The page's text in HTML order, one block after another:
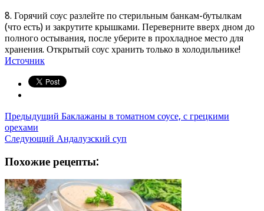
8. Горячий соус разлейте по стерильным банкам-бутылкам
(что есть) и закрутите крышками. Переверните вверх дном до
полного остывания, после уберите в прохладное место для
хранения. Открытый соус хранить только в холодильнике!
Источник
Предыдущий Баклажаны в томатном соусе, с грецкими
орехами
Следующий Андалузский суп
Похожие рецепты: